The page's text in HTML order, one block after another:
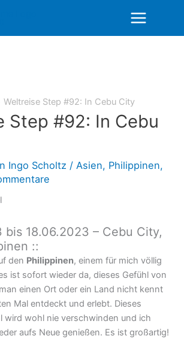
Weltreise Step #92: In Cebu City
Step #92: In Cebu
Ingo Scholtz / Asien, Philippinen,
bis 18.06.2023 – Cebu City,
::
den Philippinen, einem für mich völlig
ist sofort wieder da, dieses Gefühl von
einen Ort oder ein Land nicht kennt
Mal entdeckt und erlebt. Dieses
wird wohl nie verschwinden und ich
aufs Neue genießen. Es ist großartig!